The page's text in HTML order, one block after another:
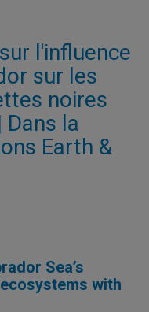
l'influence
sur les
noires
Dans la
Earth &
Sea’s
with